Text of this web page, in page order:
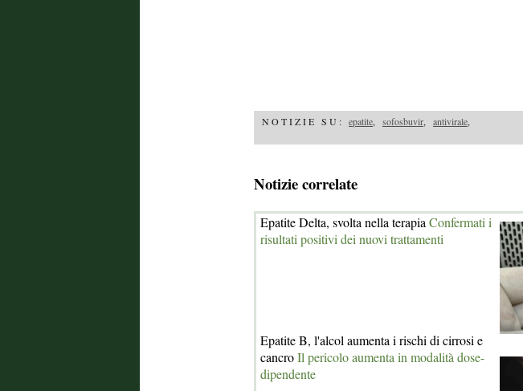
NOTIZIE SU: epatite, sofosbuvir, antivirale,
Notizie correlate
Epatite Delta, svolta nella terapia Confermati i
risultati positivi dei nuovi trattamenti
Epatite B, l'alcol aumenta i rischi di cirrosi e
cancroIl pericolo aumenta in modalità dose-
dipendente